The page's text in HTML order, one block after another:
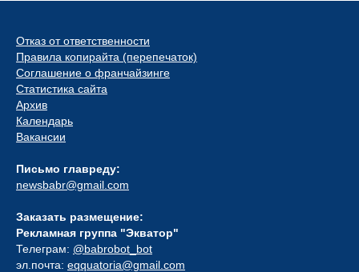
Отказ от ответственности
Правила копирайта (перепечаток)
Соглашение о франчайзинге
Статистика сайта
Архив
Календарь
Вакансии
Письмо главреду:
newsbabr@gmail.com
Заказать размещение:
Рекламная группа "Экватор"
Телеграм: @babrobot_bot
эл.почта: eqquatoria@gmail.com